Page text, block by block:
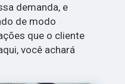
demanda, e
de modo
que o cliente
você achará